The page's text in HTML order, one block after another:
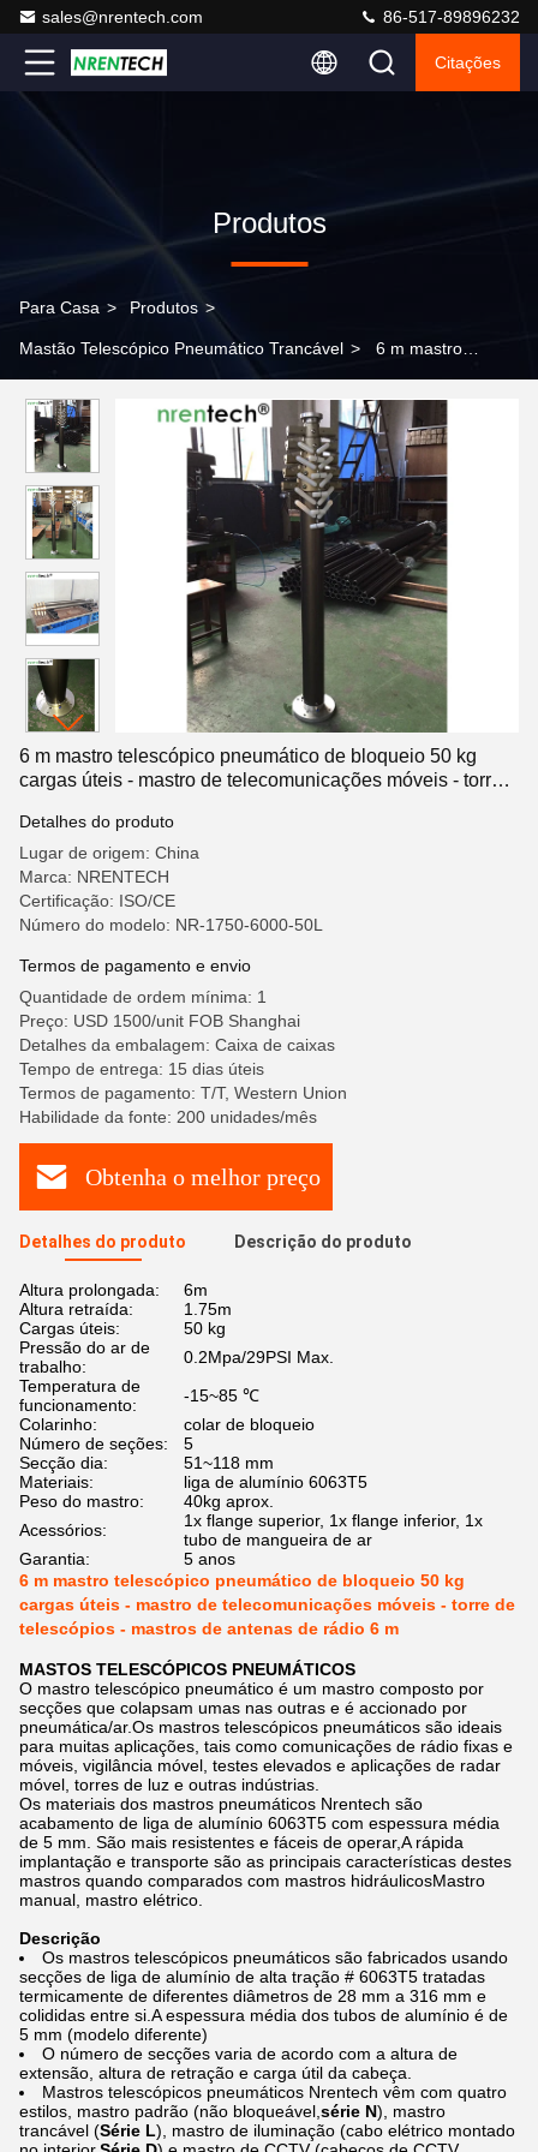
sales@nrentech.com 86-517-89896232
Citações
Produtos
Para Casa > Produtos >
Mastão Telescópico Pneumático Trancável > 6 m mastro
de telecomunicações móveis - torre de telescópios - mastros de
antenas de rádio 6 m
6 m mastro telescópico pneumático de bloqueio 50 kg
cargas úteis - mastro de telecomunicações móveis - torre
Detalhes do produto
Lugar de origem: China
Marca: NRENTECH
Certificação: ISO/CE
Número do modelo: NR-1750-6000-50L
Termos de pagamento e envio
Quantidade de ordem mínima: 1
Preço: USD 1500/unit FOB Shanghai
Detalhes da embalagem: Caixa de caixas
Tempo de entrega: 15 dias úteis
Termos de pagamento: T/T, Western Union
Habilidade da fonte: 200 unidades/mês
Obtenha o melhor preço
Detalhes do produto Descrição do produto
Altura prolongada:
6m
Altura retraída:
1.75m
Cargas úteis:
50 kg
Pressão do ar de
trabalho:
0.2Mpa/29PSI Max.
Temperatura de
funcionamento:
-15~85 ℃
Colarinho:
colar de bloqueio
Número de seções:
5
Secção dia:
51~118 mm
Materiais:
liga de alumínio 6063T5
Peso do mastro:
40kg aprox.
Acessórios:
1x flange superior, 1x flange inferior, 1x
tubo de mangueira de ar
Garantia:
5 anos
6 m mastro telescópico pneumático de bloqueio 50 kg
cargas úteis - mastro de telecomunicações móveis - torre de
telescópios - mastros de antenas de rádio 6 m
MASTOS TELESCÓPICOS PNEUMÁTICOS
O mastro telescópico pneumático é um mastro composto por
secções que colapsam umas nas outras e é accionado por
pneumática/ar.Os mastros telescópicos pneumáticos são ideais
para muitas aplicações, tais como comunicações de rádio fixas e
móveis, vigilância móvel, testes elevados e aplicações de radar
móvel, torres de luz e outras indústrias.
Os materiais dos mastros pneumáticos Nrentech são
acabamento de liga de alumínio 6063T5 com espessura média
de 5 mm. São mais resistentes e fáceis de operar,A rápida
implantação e transporte são as principais características destes
mastros quando comparados com mastros hidráulicosMastro
manual, mastro elétrico.
Descrição
Os mastros telescópicos pneumáticos são fabricados usando
secções de liga de alumínio de alta tração # 6063T5 tratadas
termicamente de diferentes diâmetros de 28 mm a 316 mm e
colididas entre si.A espessura média dos tubos de alumínio é de
5 mm (modelo diferente)
O número de secções varia de acordo com a altura de
extensão, altura de retração e carga útil da cabeça.
Mastros telescópicos pneumáticos Nrentech vêm com quatro
estilos, mastro padrão (não bloqueável, série N), mastro
trancável (Série L), mastro de iluminação (cabo elétrico montado